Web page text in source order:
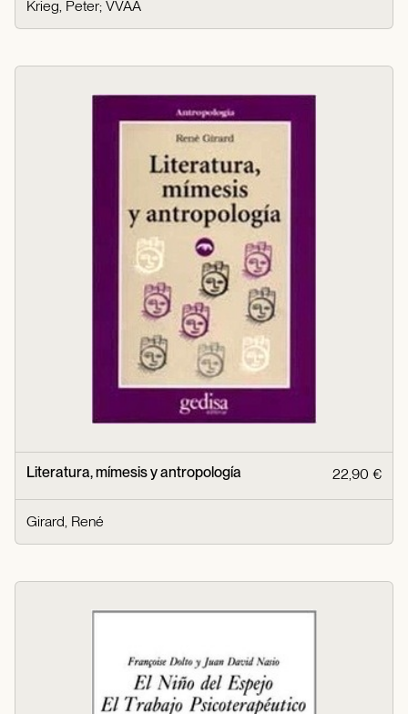
Krieg, Peter; VVAA
Literatura, mímesis y antropología 22,90 €
Girard, René